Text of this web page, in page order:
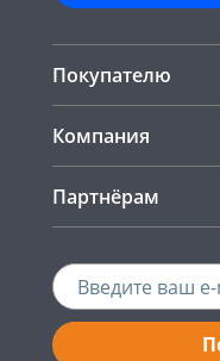
Покупателю
Компания
Партнёрам